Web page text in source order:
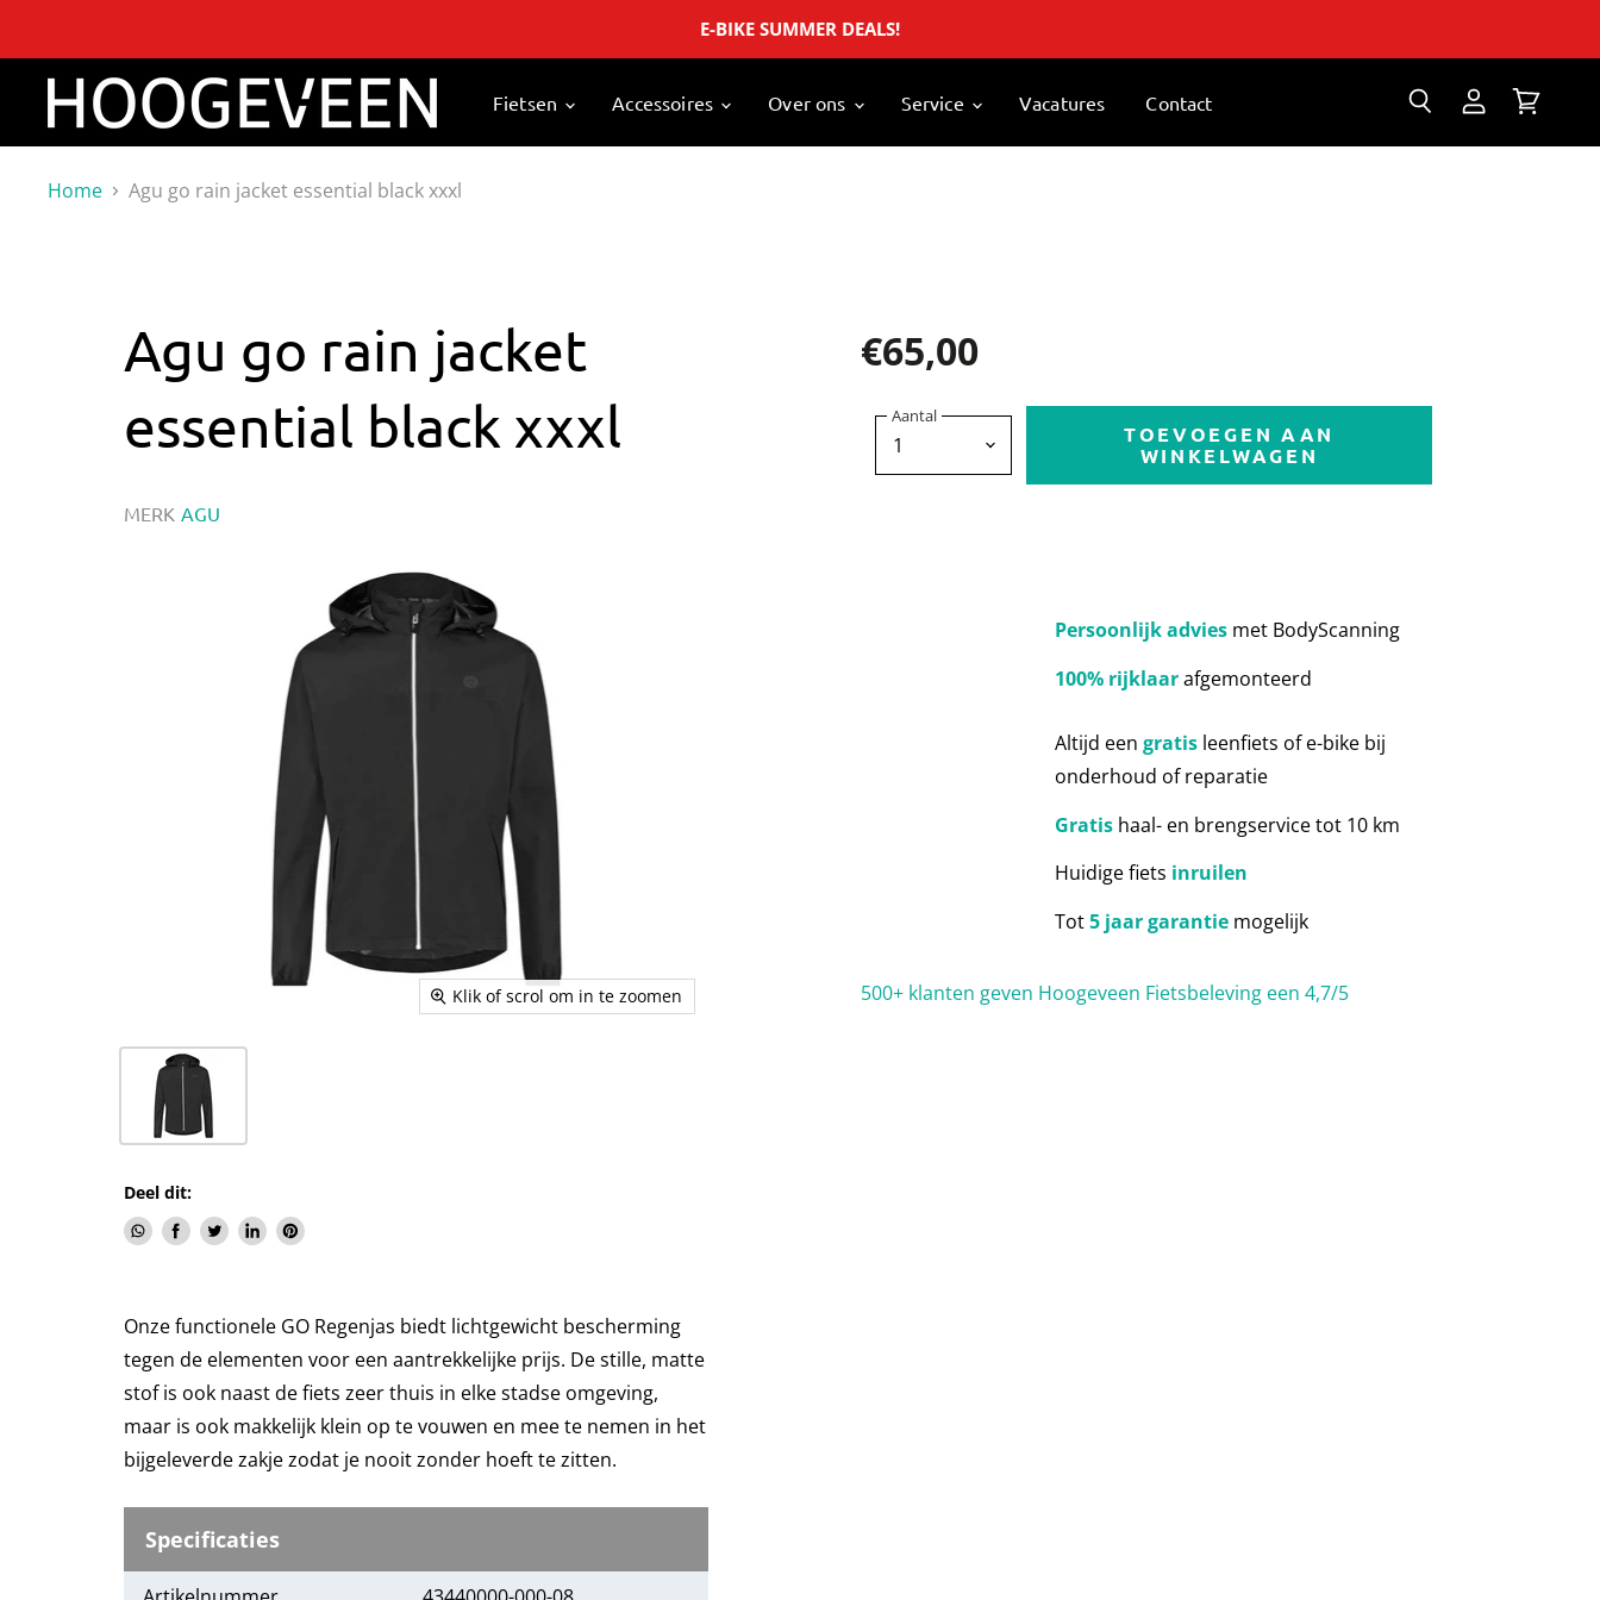
E-BIKE SUMMER DEALS!
Fietsen Accessoires Over ons Service Vacatures Contact
bekijkenbekijken
Home
Agu go rain jacket essential black xxxl
Agu go rain jacket
essential black xxxl
MERK AGU
Klik of scrol om in te zoomen
Deel dit:
Deel
DelenTweetDeel
Pin
Onze functionele GO Regenjas biedt lichtgewicht bescherming
tegen de elementen voor een aantrekkelijke prijs. De stille, matte
stof is ook naast de fiets zeer thuis in elke stadse omgeving,
maar is ook makkelijk klein op te vouwen en mee te nemen in het
bijgeleverde zakje zodat je nooit zonder hoeft te zitten.
Specificaties
€65,00
Aantal
TOEVOEGEN AAN
WINKELWAGEN
Persoonlijk adviesmet BodyScanning
100% rijklaarafgemonteerd
Altijd een gratisleenfiets of e-bike bij
onderhoud of reparatie
Gratishaal- en brengservice tot 10 km
Huidige fiets inruilen
Tot5 jaar garantiemogelijk
500+ klanten geven Hoogeveen Fietsbeleving een 4,7/5